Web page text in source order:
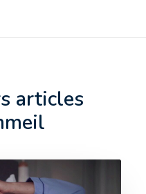
articles